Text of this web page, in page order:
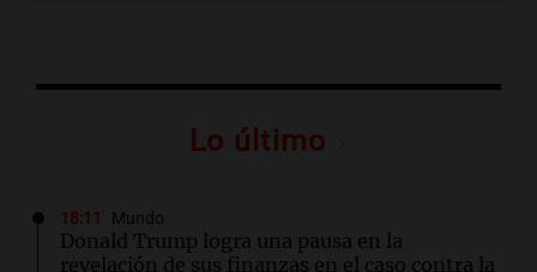
Lo último
18:11 Mundo
Donald Trump logra una pausa en la
revelación de sus finanzas en el caso contra la